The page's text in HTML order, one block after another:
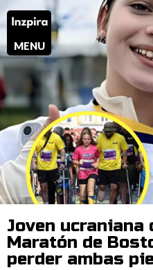
MENU
Joven ucraniana
Maratón de
perder ambas